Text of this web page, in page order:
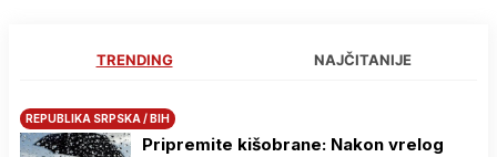
TRENDING NAJČITANIJE
REPUBLIKA SRPSKA / BIH
Pripremite kišobrane: Nakon vrelog